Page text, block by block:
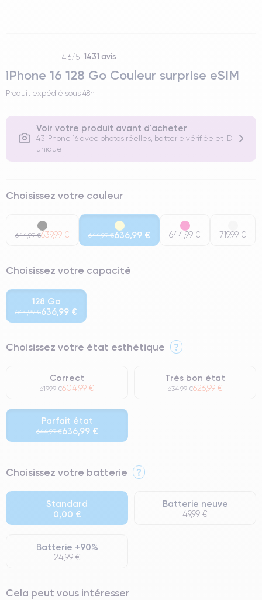
4.6/5-1431 avis
iPhone 16 128 Go Couleur surprise eSIM
Produit expédié sous 48h
Voir votre produit avant d'acheter
43 iPhone 16 avec photos réelles, batterie vérifiée et ID
unique
Choisissez votre couleur
644,99 €639,99 € 644,99 €636,99 € 644,99 € 719,99 €
Choisissez votre capacité
128 Go
644,99 €636,99 €
Choisissez votre état esthétique ?
Correct
619,99 €604,99 €
Très bon état
634,99 €626,99 €
Parfait état
644,99 €636,99 €
⭐ Premium
● Batterie : usage intensif.
● Seuls 5% de nos téléphones ont un grade Premium.
Choisissez votre batterie ?
Standard
0,00 €
Batterie neuve
49,99 €
Batterie +90%
24,99 €
Cela peut vous intéresser